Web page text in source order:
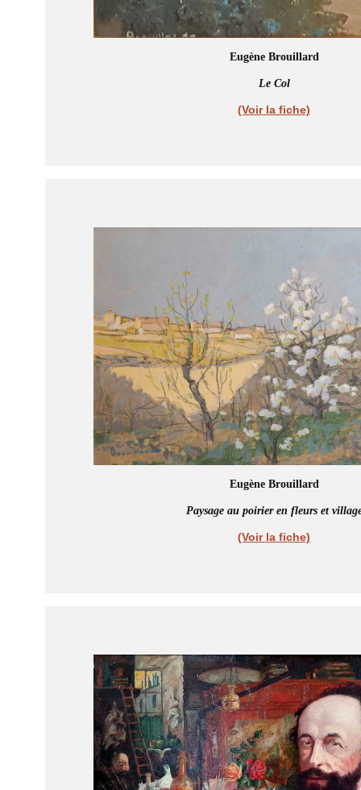
Eugène Brouillard
Le Col
(Voir la fiche)
Eugène Brouillard
Paysage au poirier en fleurs et
(Voir la fiche)